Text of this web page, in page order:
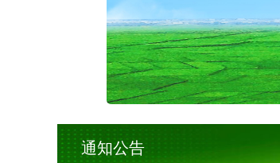
通知公告